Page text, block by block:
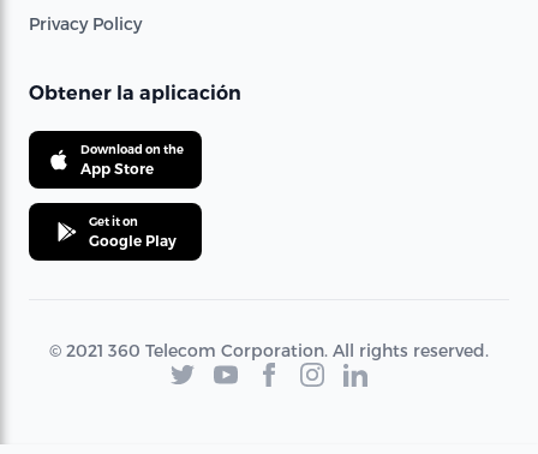
Privacy Policy
Obtener la aplicación
Download on the
App Store
Get it on
Google Play
© 2021 360 Telecom Corporation. All rights reserved.